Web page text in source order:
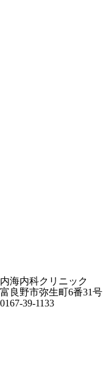
内海内科クリニック
富良野市弥生町6番31号
0167-39-1133